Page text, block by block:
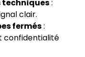
techniques:
clair.
fermés:
confidentialité